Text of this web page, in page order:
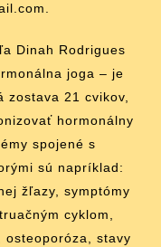
Dinah Rodrigues
joga – je
zostava 21 cvikov,
hormonálny
spojené s
sú napríklad:
žľazy, symptómy
cyklom,
osteoporóza, stavy